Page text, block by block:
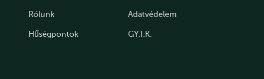
Rólunk
Hűségpontok
Adatvédelem
GY.I.K.